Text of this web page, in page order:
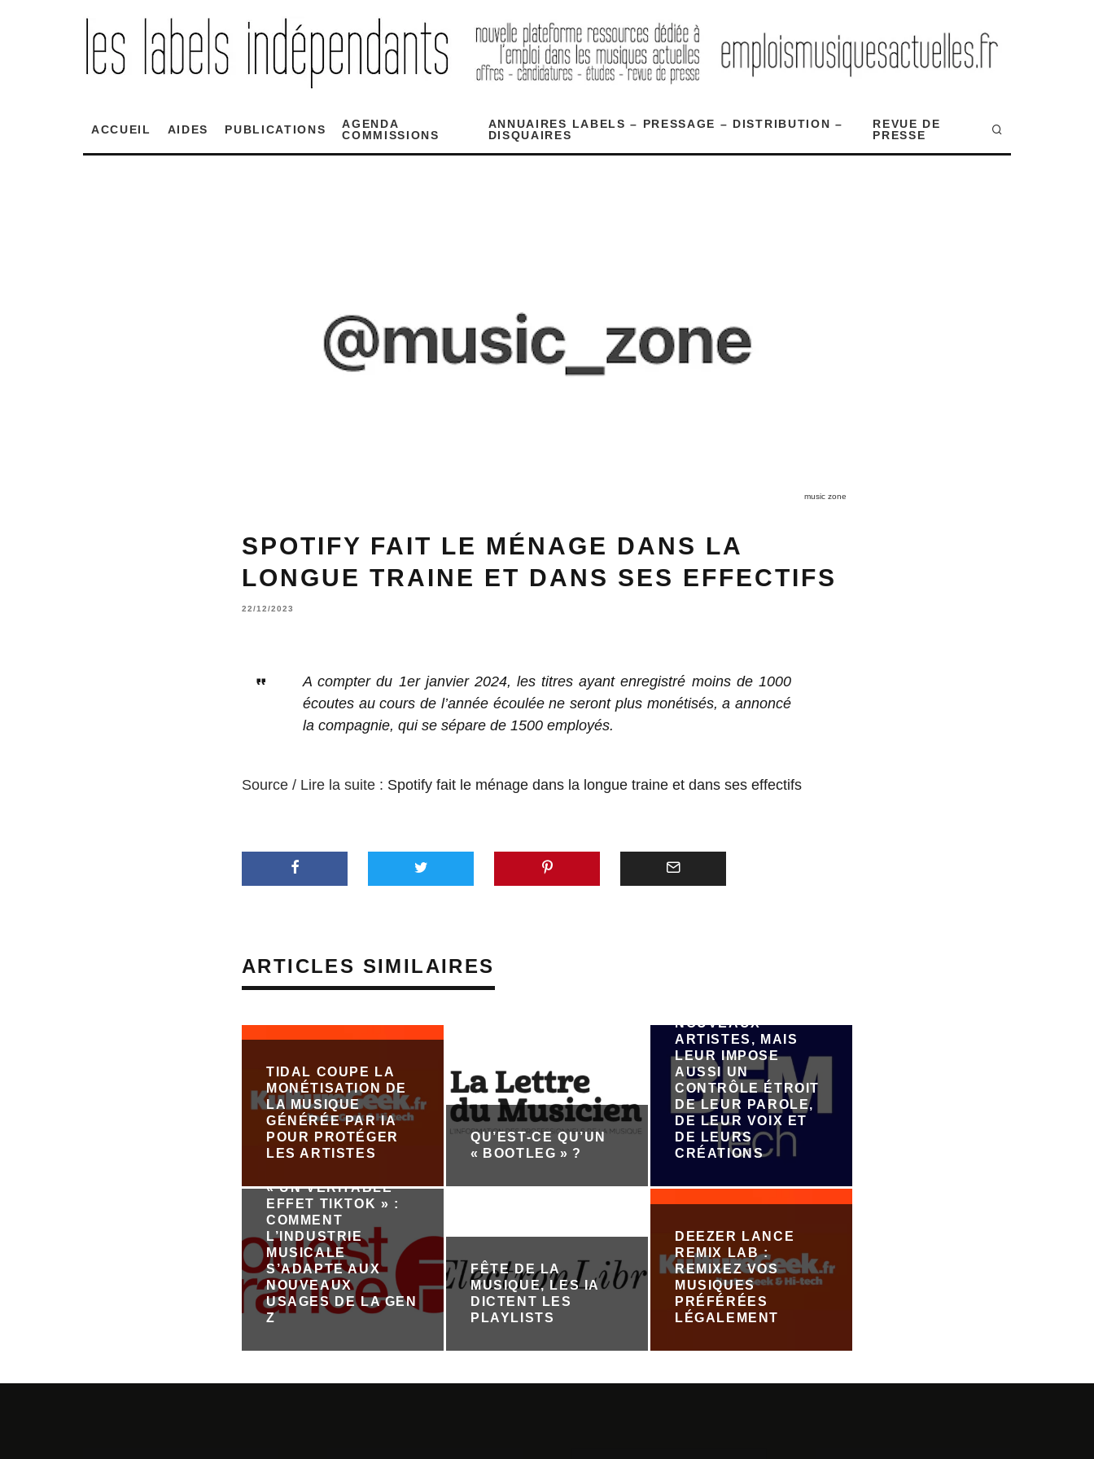
ACCUEIL AIDES PUBLICATIONS
AGENDA
COMMISSIONS
ANNUAIRES LABELS – PRESSAGE – DISTRIBUTION –
DISQUAIRES
REVUE DE
PRESSE
music zone
SPOTIFY FAIT LE MÉNAGE DANS LA
LONGUE TRAINE ET DANS SES EFFECTIFS
22/12/2023
A compter du 1er janvier 2024, les titres ayant enregistré moins de 1000
écoutes au cours de l’année écoulée ne seront plus monétisés, a annoncé
la compagnie, qui se sépare de 1500 employés.
Source / Lire la suite : Spotify fait le ménage dans la longue traine et dans ses effectifs
ARTICLES SIMILAIRES
TIDAL COUPE LA
MONÉTISATION DE
LA MUSIQUE
GÉNÉRÉE PAR IA
POUR PROTÉGER
LES ARTISTES
QU’EST-CE QU’UN
« BOOTLEG » ?
NOUVEAUX
ARTISTES, MAIS
LEUR IMPOSE
AUSSI UN
CONTRÔLE ÉTROIT
DE LEUR PAROLE,
DE LEUR VOIX ET
DE LEURS
CRÉATIONS
« UN VÉRITABLE
EFFET TIKTOK » :
COMMENT
L’INDUSTRIE
MUSICALE
S’ADAPTE AUX
NOUVEAUX
USAGES DE LA GEN
Z
FÊTE DE LA
MUSIQUE, LES IA
DICTENT LES
PLAYLISTS
DEEZER LANCE
REMIX LAB :
REMIXEZ VOS
MUSIQUES
PRÉFÉRÉES
LÉGALEMENT